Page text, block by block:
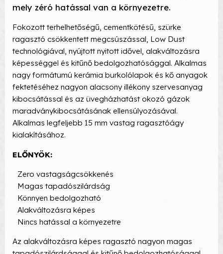
mely zéró hatással van a környezetre.
Fokozott terhelhetőségű, cementkötésű, szürke
ragasztó csökkentett megcsúszással, Low Dust
technológiával, nyújtott nyitott idővel, alakváltozásra
képességgel és kitűnő bedolgozhatósággal. Alkalmas
nagy formátumú kerámia burkolólapok és kő anyagok
fektetéséhez nagyon alacsony illékony szervesanyag
kibocsátással és az üvegházhatást okozó gázok
maradványkibocsátásának ellensúlyozásával.
Alkalmas legfeljebb 15 mm vastag ragasztóágy
kialakításához.
ELŐNYÖK:
Zero vastagságcsökkenés
Magas tapadószilárdság
Könnyen bedolgozható
Alakváltozásra képes
Nincs hatással a környezetre
Az alakváltozásra képes ragasztó nagyon magas